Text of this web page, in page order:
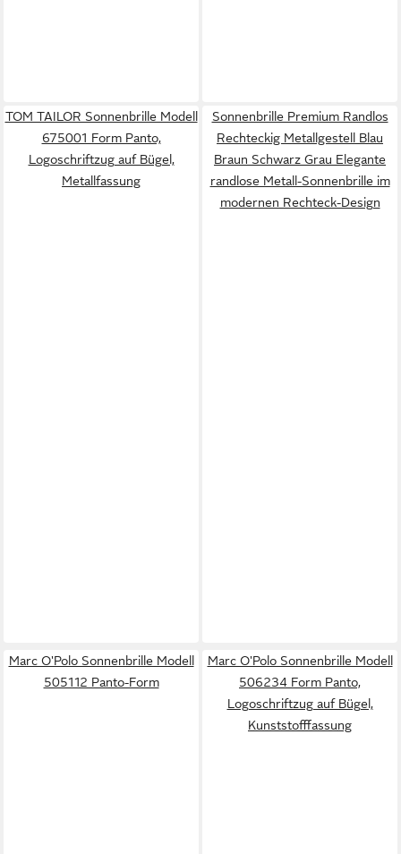
TOM TAILOR Sonnenbrille Modell
675001 Form Panto,
Logoschriftzug auf Bügel,
Metallfassung
Sonnenbrille Premium Randlos
Rechteckig Metallgestell Blau
Braun Schwarz Grau Elegante
randlose Metall-Sonnenbrille im
modernen Rechteck-Design
Marc O'Polo Sonnenbrille Modell
505112 Panto-Form
Marc O'Polo Sonnenbrille Modell
506234 Form Panto,
Logoschriftzug auf Bügel,
Kunststofffassung